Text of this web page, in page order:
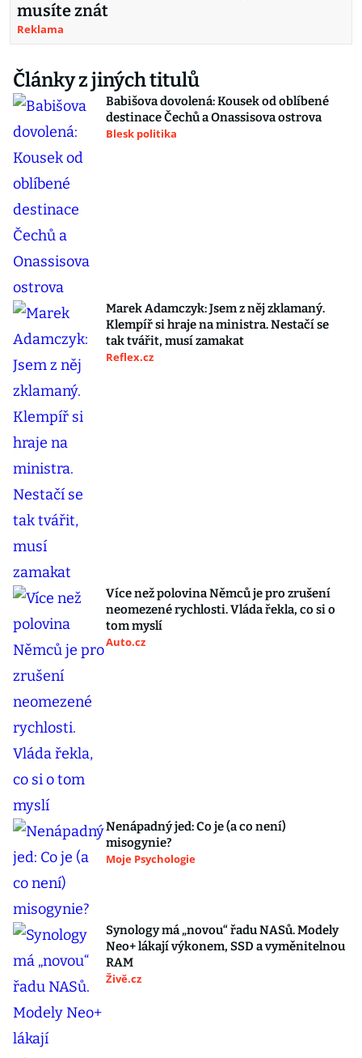
musíte znát
Reklama
Články z jiných titulů
Babišova dovolená: Kousek od oblíbené
destinace Čechů a Onassisova ostrova
Blesk politika
Marek Adamczyk: Jsem z něj zklamaný.
Klempíř si hraje na ministra. Nestačí se
tak tvářit, musí zamakat
Reflex.cz
Více než polovina Němců je pro zrušení
neomezené rychlosti. Vláda řekla, co si o
tom myslí
Auto.cz
Nenápadný jed: Co je (a co není)
misogynie?
Moje Psychologie
Synology má „novou“ řadu NASů. Modely
Neo+ lákají výkonem, SSD a vyměnitelnou
RAM
Živě.cz